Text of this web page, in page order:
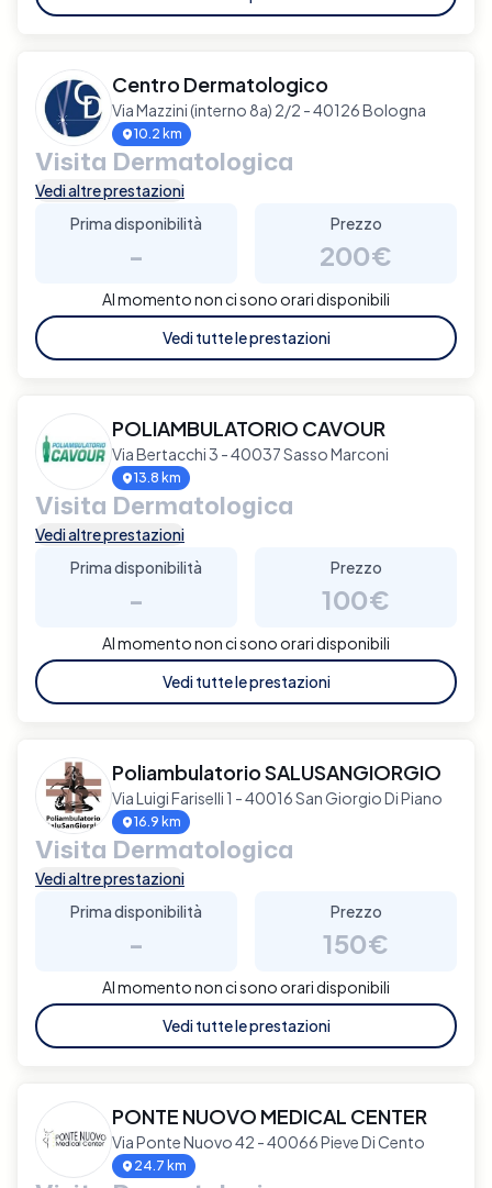
Centro Dermatologico
Via Mazzini (interno 8a) 2/2 - 40126 Bologna
10.2 km
Visita Dermatologica
Vedi altre prestazioni
Prima disponibilità
-
Prezzo
200€
Al momento non ci sono orari disponibili
Vedi tutte le prestazioni
POLIAMBULATORIO CAVOUR
Via Bertacchi 3 - 40037 Sasso Marconi
13.8 km
Visita Dermatologica
Vedi altre prestazioni
Prima disponibilità
-
Prezzo
100€
Al momento non ci sono orari disponibili
Vedi tutte le prestazioni
Poliambulatorio SALUSANGIORGIO
Via Luigi Fariselli 1 - 40016 San Giorgio Di Piano
16.9 km
Visita Dermatologica
Vedi altre prestazioni
Prima disponibilità
-
Prezzo
150€
Al momento non ci sono orari disponibili
Vedi tutte le prestazioni
PONTE NUOVO MEDICAL CENTER
Via Ponte Nuovo 42 - 40066 Pieve Di Cento
24.7 km